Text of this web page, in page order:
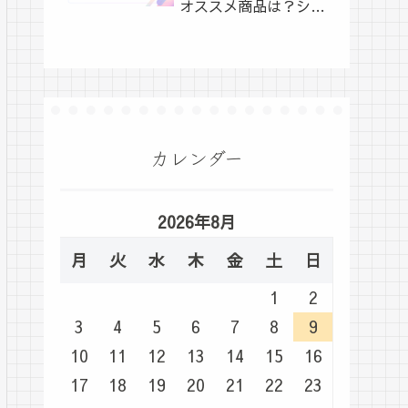
オススメ商品は？シュ
カレンダー
2026年8月
月
火 水 木 金 土
日
1
2
3
4 5 6 7 8
9
10
11 12 13 14 15
16
17
18 19 20 21 22
23